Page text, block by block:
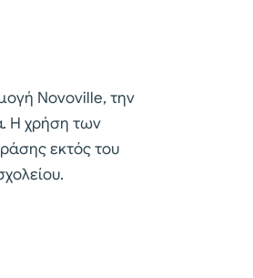
Novoville, την
Η χρήση των
εκτός του